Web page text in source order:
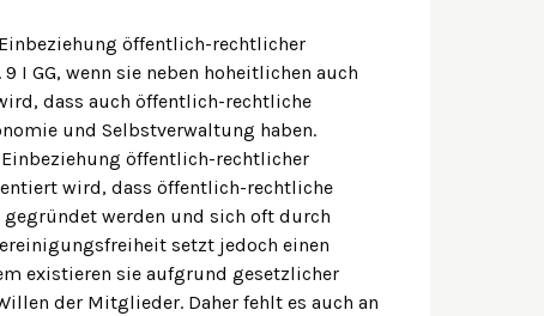
öffentlich-rechtlicher
I GG, wenn sie neben hoheitlichen auch
dass auch öffentlich-rechtliche
und Selbstverwaltung haben.
öffentlich-rechtlicher
wird, dass öffentlich-rechtliche
werden und sich oft durch
setzt jedoch einen
existieren sie aufgrund gesetzlicher
der Mitglieder. Daher fehlt es auch an